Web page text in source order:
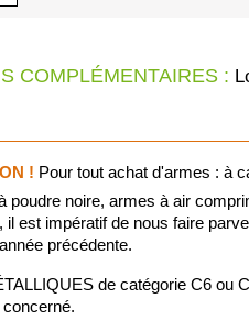
COMPLÉMENTAIRES :
! Pour tout achat d'armes : à
poudre noire, armes à air
il est impératif de nous faire
précédente.
de catégorie C6 ou
concerné.